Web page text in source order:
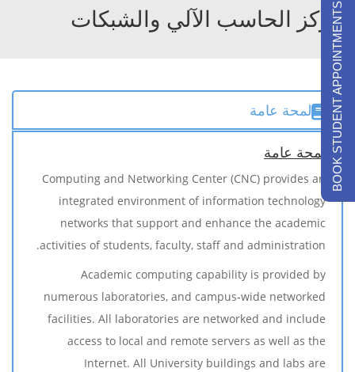
مركز الحاسب الآلي والشبكات
لمحة عامة
لمحة عامة
Computing and Networking Center (CNC) provides an
integrated environment of information technology
networks that support and enhance the academic
activities of students, faculty, staff and administration.
Academic computing capability is provided by
numerous laboratories, and campus-wide networked
facilities. All laboratories are networked and include
access to local and remote servers as well as the
Internet. All University buildings and labs are
BOOK STUDENT APPOINTMENTS